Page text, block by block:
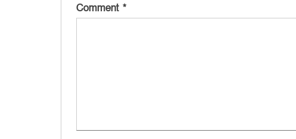
Comment *